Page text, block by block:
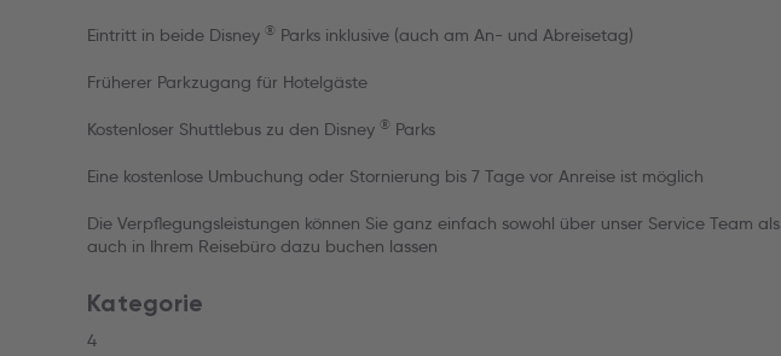
Eintritt in beide Disney ® Parks inklusive (auch am An- und Abreisetag)
Früherer Parkzugang für Hotelgäste
Kostenloser Shuttlebus zu den Disney ® Parks
Eine kostenlose Umbuchung oder Stornierung bis 7 Tage vor Anreise ist möglich
Die Verpflegungsleistungen können Sie ganz einfach sowohl über unser Service Team als
auch in Ihrem Reisebüro dazu buchen lassen
Kategorie
4